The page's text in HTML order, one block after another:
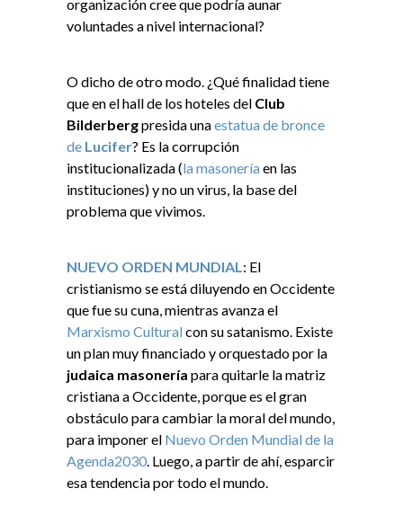
organización cree que podría aunar
voluntades a nivel internacional?
O dicho de otro modo. ¿Qué finalidad tiene
que en el hall de los hoteles del Club
Bilderbergpresida unaestatua de bronce
de Lucifer? Es la corrupción
institucionalizada (la masoneríaen las
instituciones) y no un virus, la base del
problema que vivimos.
NUEVO ORDEN MUNDIAL: El
cristianismo se está diluyendo en Occidente
que fue su cuna, mientras avanza el
Marxismo Culturalcon su satanismo. Existe
un plan muy financiado y orquestado por la
judaica masonería para quitarle la matriz
cristiana a Occidente, porque es el gran
obstáculo para cambiar la moral del mundo,
para imponer el Nuevo Orden Mundial de la
Agenda2030. Luego, a partir de ahí, esparcir
esa tendencia por todo el mundo.